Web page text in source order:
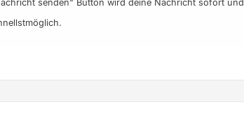
senden" Button wird deine Nachricht sofort und